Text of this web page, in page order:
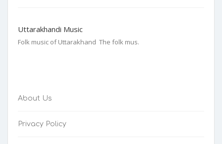
Uttarakhandi Music
Folk music of Uttarakhand The folk mus.
About Us
Privacy Policy